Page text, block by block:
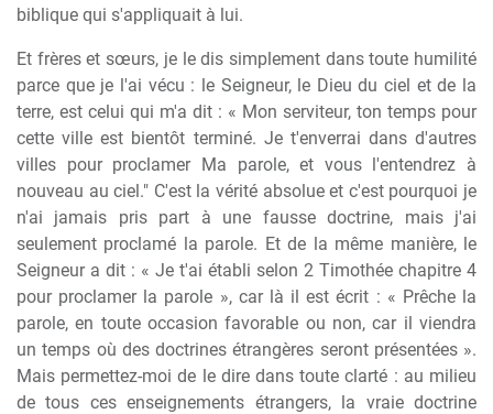
biblique qui s'appliquait à lui.
Et frères et sœurs, je le dis simplement dans toute humilité
parce que je l'ai vécu : le Seigneur, le Dieu du ciel et de la
terre, est celui qui m'a dit : « Mon serviteur, ton temps pour
cette ville est bientôt terminé. Je t'enverrai dans d'autres
villes pour proclamer Ma parole, et vous l'entendrez à
nouveau au ciel." C'est la vérité absolue et c'est pourquoi je
n'ai jamais pris part à une fausse doctrine, mais j'ai
seulement proclamé la parole. Et de la même manière, le
Seigneur a dit : « Je t'ai établi selon 2 Timothée chapitre 4
pour proclamer la parole », car là il est écrit : « Prêche la
parole, en toute occasion favorable ou non, car il viendra
un temps où des doctrines étrangères seront présentées ».
Mais permettez-moi de le dire dans toute clarté : au milieu
de tous ces enseignements étrangers, la vraie doctrine